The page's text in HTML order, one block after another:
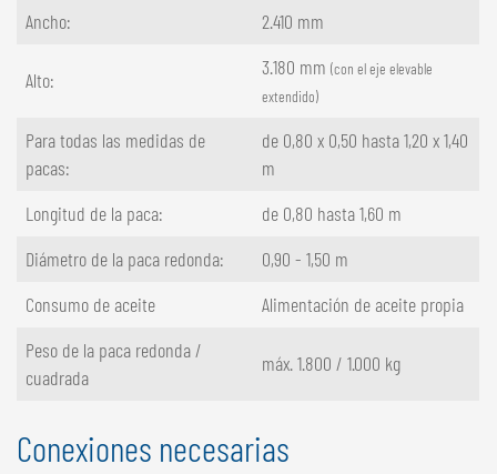
Ancho:
2.410 mm
Alto:
3.180 mm (con el eje elevable
extendido)
Para todas las medidas de
pacas:
de 0,80 x 0,50 hasta 1,20 x 1,40
m
Longitud de la paca:
de 0,80 hasta 1,60 m
Diámetro de la paca redonda:
0,90 - 1,50 m
Consumo de aceite
Alimentación de aceite propia
Peso de la paca redonda /
cuadrada
máx. 1.800 / 1.000 kg
Conexiones necesarias